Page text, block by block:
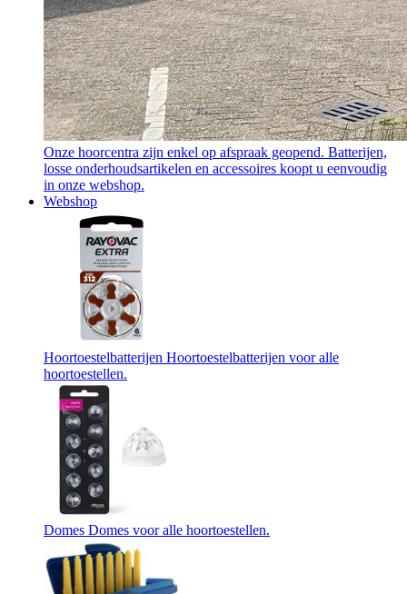
Onze hoorcentra zijn enkel op afspraak geopend. Batterijen,
losse onderhoudsartikelen en accessoires koopt u eenvoudig
in onze webshop.
Webshop
Hoortoestelbatterijen Hoortoestelbatterijen voor alle
hoortoestellen.
Domes Domes voor alle hoortoestellen.